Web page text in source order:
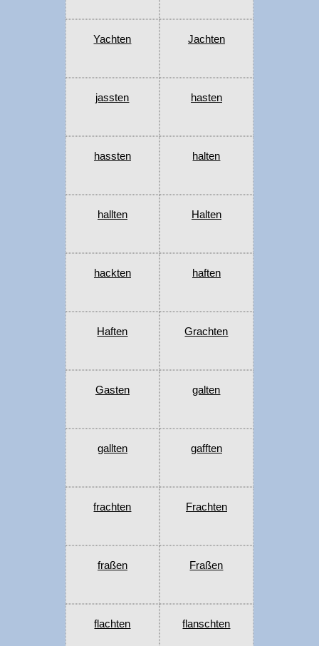
Yachten Jachten
jassten hasten
hassten halten
hallten Halten
hackten haften
Haften Grachten
Gasten galten
gallten gafften
frachten Frachten
fraßen Fraßen
flachten flanschten